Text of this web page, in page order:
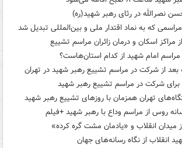
نصرالله در رثای رهبر شهید(ره)
که به نماد اقتدار ملی و بین‌المللی تبدیل شد
مراکز اسکان و درمان زائران مراسم تشییع
مراسم امام شهید از کدام استان‌هاست؟
بعد از شرکت در مراسم تشییع رهبر شهید در تهران
برای شرکت در مراسم تشییع رهبر شهید
تهران همزمان با روزهای تشییع رهبر شهید
روس از مراسم وداع با رهبر شهید +فیلم
میدان انقلاب و «یادمان مشت گره کرده»
انقلاب از نگاه رسانه‌های جهان